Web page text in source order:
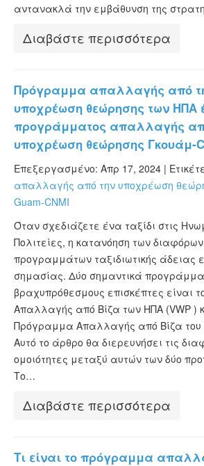
αντανακλά την εμβάθυνση της
Διαβάστε περισσότερα
Πρόγραμμα απαλλαγής από
υποχρέωση θεώρησης των ΗΠΑ
προγράμματος απαλλαγής
υποχρέωση θεώρησης Γκουάμ-
Επεξεργασμένο: Απρ 17, 2024 |
απαλλαγής από την υποχρέωση
Guam-CNMI
Όταν σχεδιάζετε ένα ταξίδι στις
Πολιτείες, η κατανόηση των διαφόρων
προγραμμάτων ταξιδιωτικής άδειας
σημασίας. Δύο σημαντικά
βραχυπρόθεσμους επισκέπτες είναι
Απαλλαγής από Βίζα των ΗΠΑ (VWP )
Πρόγραμμα Απαλλαγής από Βίζα του
Αυτό το άρθρο θα διερευνήσει τις
ομοιότητες μεταξύ αυτών των δύο
Το…
Διαβάστε περισσότερα
Τι είναι το πρόγραμμα